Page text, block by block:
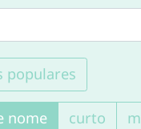
populares
nome curto